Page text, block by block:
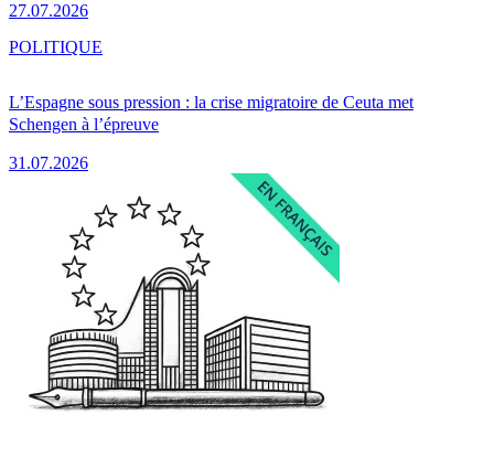
27.07.2026
L’Espagne sous pression : la crise migratoire de Ceuta met
Schengen à l’épreuve
31.07.2026
POLITIQUE